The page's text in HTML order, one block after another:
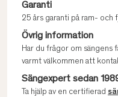
Garanti
25 års garanti på ram-
Övrig information
Har du frågor om sängens
varmt välkommen att
Sängexpert sedan
Ta hjälp av en certifierad